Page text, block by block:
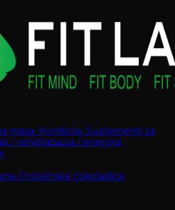
masa• Kondicija• Suplementi za
/ rehidratacija / energija
• Proteinske čokoladice